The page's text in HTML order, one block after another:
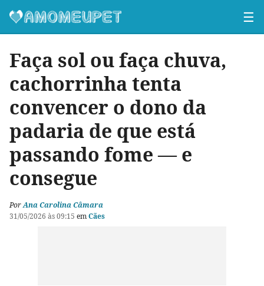
☰
Faça sol ou faça chuva,
cachorrinha tenta
convencer o dono da
padaria de que está
passando fome — e
consegue
PorAna Carolina Câmara
31/05/2026 às 09:15 emCães